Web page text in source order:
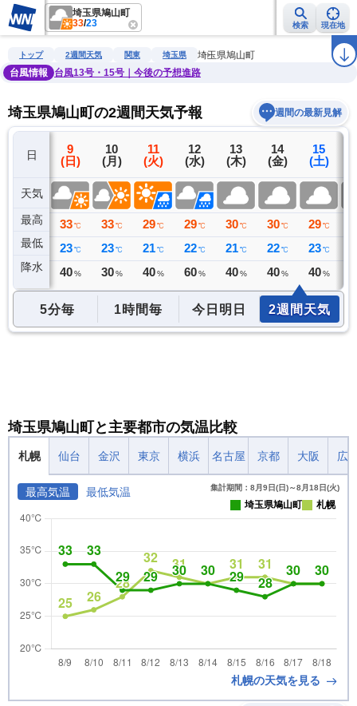
埼玉県鳩山町
33/23 検索 現在地
雨雲レーダー 台風情報 地震情報 警報・注意報 ラ
トップ 2週間天気 関東 埼玉県
埼玉県鳩山町
台風情報
台風13号・15号｜今後の予想進路
埼玉県鳩山町の2週間天気予報 週間の最新見解
日
天気
最高
最低
降水
8
(土)
36 ℃
26 ℃
0 ミリ
9
(日)
33 ℃
23 ℃
40 %
10
(月)
33 ℃
23 ℃
30 %
11
(火)
29 ℃
21 ℃
40 %
12
(水)
29 ℃
22 ℃
60 %
13
(木)
30 ℃
21 ℃
40 %
14
(金)
30 ℃
22 ℃
40 %
15
(土)
29 ℃
23 ℃
40 %
5分毎 1時間毎 今日明日 2週間天気
埼玉県鳩山町と主要都市の気温比較
札幌 仙台 金沢 東京 横浜 名古屋 京都 大阪 広
最高気温 最低気温 集計期間：8月9日(日)～8月18日(火)
埼玉県鳩山町 札幌
札幌の天気を見る